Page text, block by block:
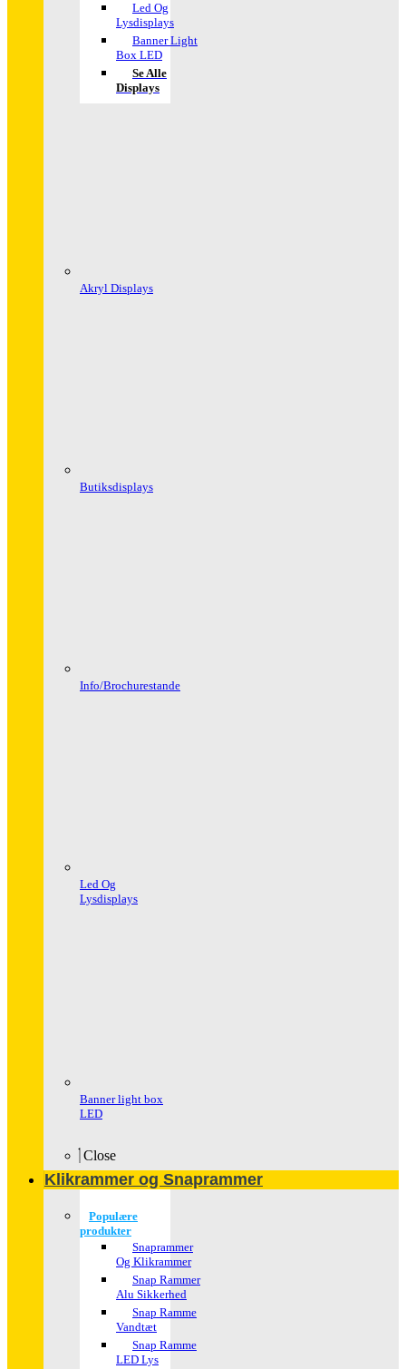
Led Og
Lysdisplays
Banner Light
Box LED
Se Alle
Displays
Akryl Displays
Butiksdisplays
Info/Brochurestande
Led Og
Lysdisplays
Banner light box
LED
Close
Klikrammer og Snaprammer
Populære
produkter
Snaprammer
Og Klikrammer
Snap Rammer
Alu Sikkerhed
Snap Ramme
Vandtæt
Snap Ramme
LED Lys